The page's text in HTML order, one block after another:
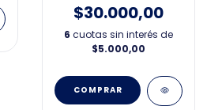
$30.000,00
6 cuotas sin interés de
$5.000,00